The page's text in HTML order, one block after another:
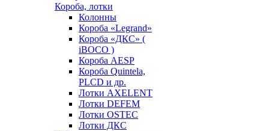
Короба, лотки
Колонны
Короба «Legrand»
Короба «ДКС» (
iBOCO )
Короба AESP
Короба Quintela,
PLCD и др.
Лотки AXELENT
Лотки DEFEM
Лотки OSTEC
Лотки ДКС